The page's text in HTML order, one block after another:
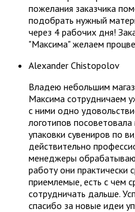
пожелания заказчика
подобрать нужный
через 4 рабочих дня!
"Максима" желаем
Alexander Chistopolov
Владею небольшим
Максима сотрудничаем
с ними одно
логотипов
упаковки сувениров по
действительно
менеджеры
работу они практически
приемлемые, есть с чем
сотрудничать дальше.
спасибо за новые идеи